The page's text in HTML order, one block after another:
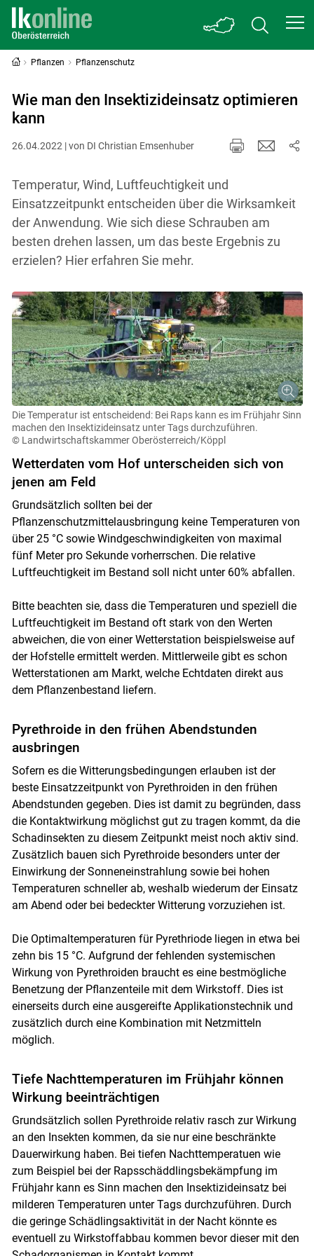
Skip to main content
Pflanzen Pflanzenschutz
Wie man den Insektizideinsatz optimieren
kann
26.04.2022 | von DI Christian Emsenhuber
Temperatur, Wind, Luftfeuchtigkeit und
Einsatzzeitpunkt entscheiden über die Wirksamkeit
der Anwendung. Wie sich diese Schrauben am
besten drehen lassen, um das beste Ergebnis zu
erzielen? Hier erfahren Sie mehr.
Die Temperatur ist entscheidend: Bei Raps kann es im Frühjahr Sinn
machen den Insektizideinsatz unter Tags durchzuführen.
© Landwirtschaftskammer Oberösterreich/Köppl
Wetterdaten vom Hof unterscheiden sich von
jenen am Feld
Grundsätzlich sollten bei der
Pflanzenschutzmittelausbringung keine Temperaturen von
über 25 °C sowie Windgeschwindigkeiten von maximal
fünf Meter pro Sekunde vorherrschen. Die relative
Luftfeuchtigkeit im Bestand soll nicht unter 60% abfallen.
Bitte beachten sie, dass die Temperaturen und speziell die
Luftfeuchtigkeit im Bestand oft stark von den Werten
abweichen, die von einer Wetterstation beispielsweise auf
der Hofstelle ermittelt werden. Mittlerweile gibt es schon
Wetterstationen am Markt, welche Echtdaten direkt aus
dem Pflanzenbestand liefern.
Pyrethroide in den frühen Abendstunden
ausbringen
Sofern es die Witterungsbedingungen erlauben ist der
beste Einsatzzeitpunkt von Pyrethroiden in den frühen
Abendstunden gegeben. Dies ist damit zu begründen, dass
die Kontaktwirkung möglichst gut zu tragen kommt, da die
Schadinsekten zu diesem Zeitpunkt meist noch aktiv sind.
Zusätzlich bauen sich Pyrethroide besonders unter der
Einwirkung der Sonneneinstrahlung sowie bei hohen
Temperaturen schneller ab, weshalb wiederum der Einsatz
am Abend oder bei bedeckter Witterung vorzuziehen ist.
Die Optimaltemperaturen für Pyrethriode liegen in etwa bei
zehn bis 15 °C. Aufgrund der fehlenden systemischen
Wirkung von Pyrethroiden braucht es eine bestmögliche
Benetzung der Pflanzenteile mit dem Wirkstoff. Dies ist
einerseits durch eine ausgereifte Applikationstechnik und
zusätzlich durch eine Kombination mit Netzmitteln
möglich.
Tiefe Nachttemperaturen im Frühjahr können
Wirkung beeinträchtigen
Grundsätzlich sollen Pyrethroide relativ rasch zur Wirkung
an den Insekten kommen, da sie nur eine beschränkte
Dauerwirkung haben. Bei tiefen Nachttemperatuen wie
zum Beispiel bei der Rapsschäddlingsbekämpfung im
Frühjahr kann es Sinn machen den Insektizideinsatz bei
milderen Temperaturen unter Tags durchzuführen. Durch
die geringe Schädlingsaktivität in der Nacht könnte es
eventuell zu Wirkstoffabbau kommen bevor dieser mit den